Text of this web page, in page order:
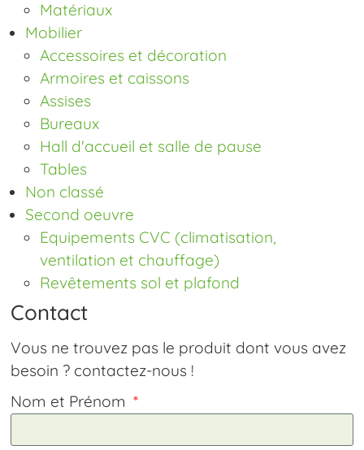
Matériaux
Mobilier
Accessoires et décoration
Armoires et caissons
Assises
Bureaux
Hall d'accueil et salle de pause
Tables
Non classé
Second oeuvre
Equipements CVC (climatisation,
ventilation et chauffage)
Revêtements sol et plafond
Contact
Vous ne trouvez pas le produit dont vous avez
besoin ? contactez-nous !
Nom et Prénom